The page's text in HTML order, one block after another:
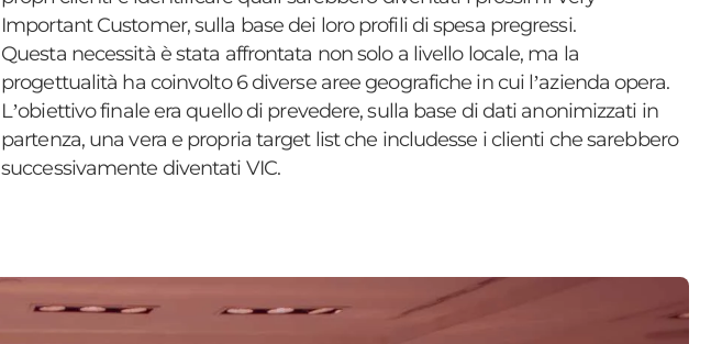
Important Customer, sulla base dei loro profili di spesa pregressi.
Questa necessità è stata affrontata non solo a livello locale, ma la
progettualità ha coinvolto 6 diverse aree geografiche in cui l’azienda opera.
L’obiettivo finale era quello di prevedere, sulla base di dati anonimizzati in
partenza, una vera e propria target list che includesse i clienti che sarebbero
successivamente diventati VIC.